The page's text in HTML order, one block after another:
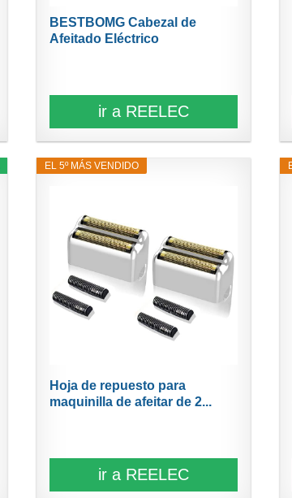
BESTBOMG Cabezal de
Afeitado Eléctrico
ir a REELEC
EL 5º MÁS VENDIDO
Hoja de repuesto para
maquinilla de afeitar de 2...
ir a REELEC